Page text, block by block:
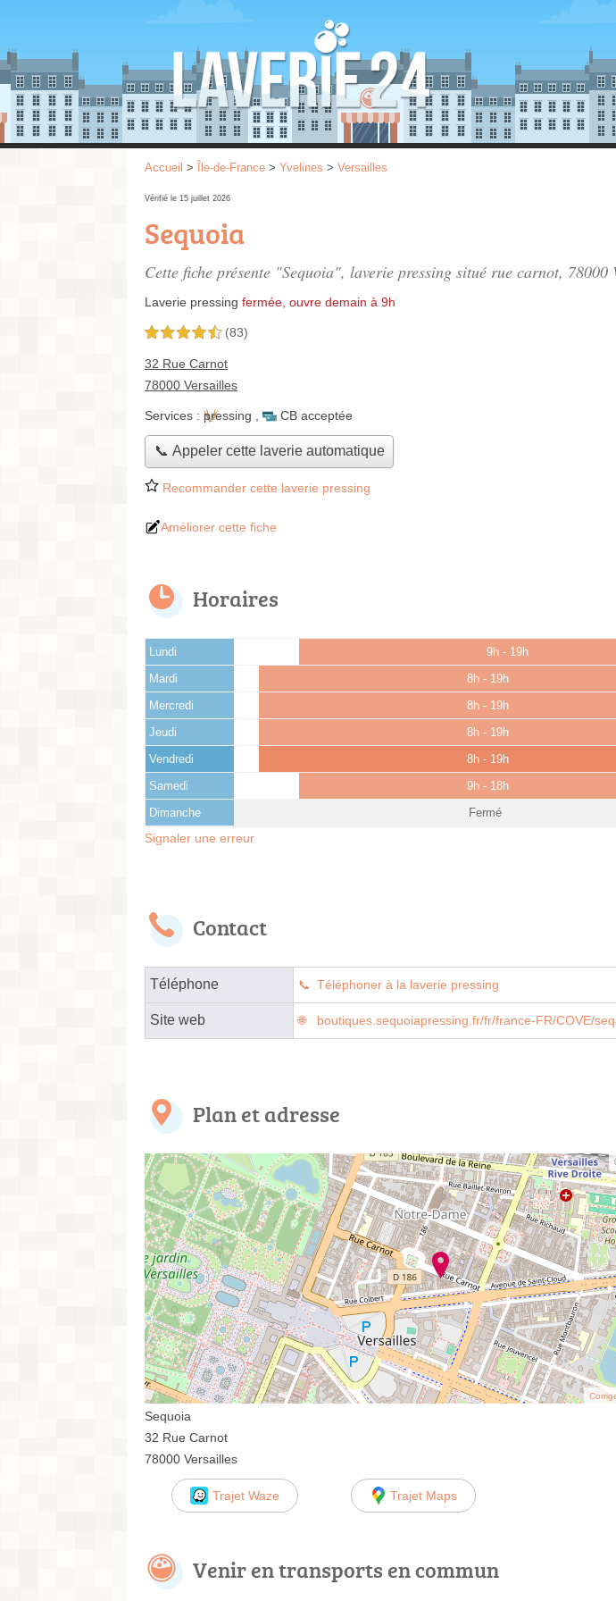
Accueil > Île-de-France > Yvelines > Versailles
Vérifié le 15 juillet 2026
Sequoia
Cette fiche présente "Sequoia", laverie pressing situé rue carnot, 78000
Laverie pressing fermée, ouvre demain à 9h
4,5 étoiles sur 5 (83)
32 Rue Carnot
78000 Versailles
Services : pressing CB acceptée
📞 Appeler cette laverie automatique
Recommander cette laverie pressing
Améliorer cette fiche
Horaires
Lundi 9h - 19h
Mardi 8h - 19h
Mercredi 8h - 19h
Jeudi 8h - 19h
Vendredi 8h - 19h
Samedi 9h - 18h
Dimanche Fermé
Signaler une erreur
Contact
Téléphone Téléphoner à la laverie pressing
Site web boutiques.sequoiapressing.fr/fr/france-FR/COVE/
Plan et adresse
Sequoia
32 Rue Carnot
78000 Versailles
Trajet Waze Trajet Maps
Venir en transports en commun